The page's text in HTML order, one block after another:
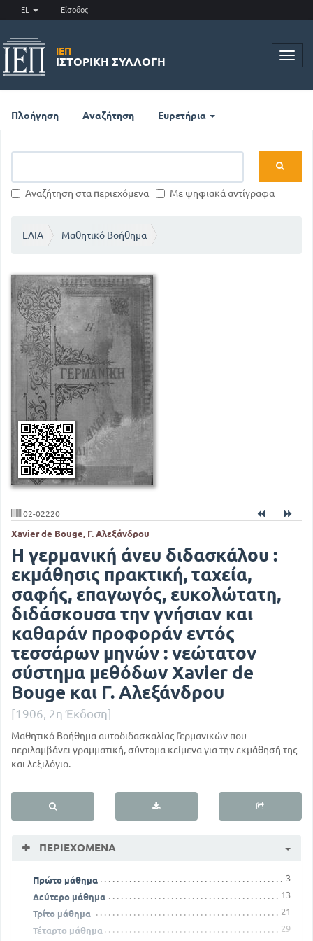
EL Είσοδος
ΙΕΠ
ΙΣΤΟΡΙΚΉ ΣΥΛΛΟΓΉ
Πλοήγηση Αναζήτηση Ευρετήρια
Αναζήτηση στα περιεχόμενα Με ψηφιακά αντίγραφα
ΕΛΙΑ Μαθητικό Βοήθημα
02-02220
Xavier de Bouge, Γ. Αλεξάνδρου
Η γερμανική άνευ διδασκάλου :
εκμάθησις πρακτική, ταχεία,
σαφής, επαγωγός, ευκολώτατη,
διδάσκουσα την γνήσιαν και
καθαράν προφοράν εντός
τεσσάρων μηνών : νεώτατον
σύστημα μεθόδων Xavier de
Bouge και Γ. Αλεξάνδρου
[1906, 2η Έκδοση]
Μαθητικό Βοήθημα αυτοδιδασκαλίας Γερμανικών που
περιλαμβάνει γραμματική, σύντομα κείμενα για την εκμάθησή της
και λεξιλόγιο.
ΠΕΡΙΕΧΌΜΕΝΑ
Πρώτο μάθημα
3
Δεύτερο μάθημα
13
Τρίτο μάθημα
21
Τέταρτο μάθημα
29